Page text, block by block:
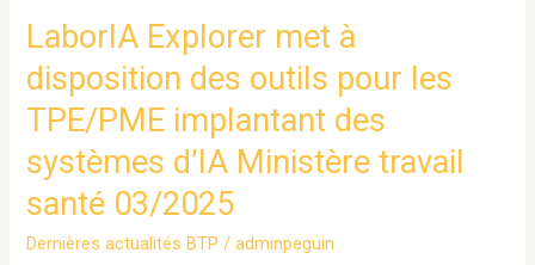
LaborIA Explorer met à
disposition des outils pour les
TPE/PME implantant des
systèmes d’IA Ministère travail
santé 03/2025
Dernières actualités BTP /adminpeguin
TPE/PME
implantant
des
systèmes
d’IA
Ministère
travail